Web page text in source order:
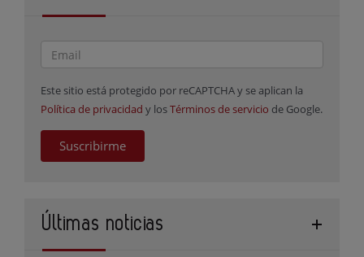
Este sitio está protegido por reCAPTCHA y se aplican la
Política de privacidad y losTérminos de servicio de Google.
Suscribirme
Últimas noticias